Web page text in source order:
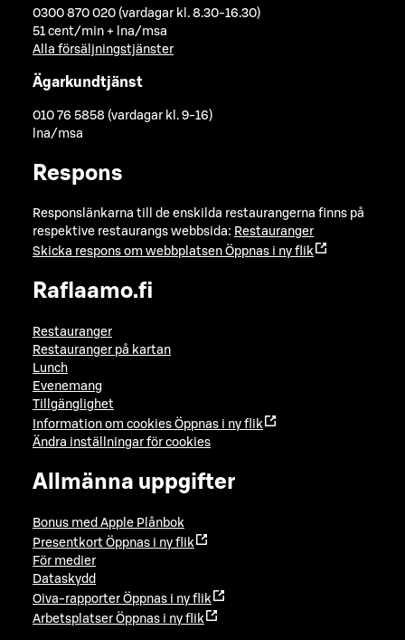
0300 870 020 (vardagar kl. 8.30-16.30)
51 cent/min + lna/msa
Alla försäljningstjänster
Ägarkundtjänst
010 76 5858 (vardagar kl. 9-16)
lna/msa
Respons
Responslänkarna till de enskilda restaurangerna finns på
respektive restaurangs webbsida: Restauranger
Skicka respons om webbplatsen Öppnas i ny flik
Raflaamo.fi
Restauranger
Restauranger på kartan
Lunch
Evenemang
Tillgänglighet
Information om cookies Öppnas i ny flik
Ändra inställningar för cookies
Allmänna uppgifter
Bonus med Apple Plånbok
Presentkort Öppnas i ny flik
För medier
Dataskydd
Oiva-rapporter Öppnas i ny flik
Arbetsplatser Öppnas i ny flik